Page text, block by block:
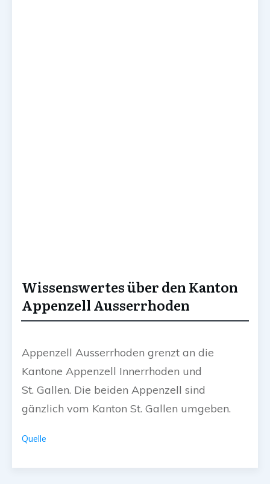
Wissenswertes über den Kanton
Appenzell Ausserrhoden
Appenzell Ausserrhoden grenzt an die
Kantone Appenzell Innerrhoden und
St. Gallen. Die beiden Appenzell sind
gänzlich vom Kanton St. Gallen umgeben.
Quelle